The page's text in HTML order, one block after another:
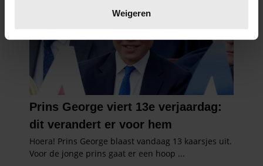
verwerkt en stel uw voorkeuren in het
intrekken in de Cookieverklaring.
We gebruiken cookies om content en advertenties te
personaliseren, om functies voor social media te bieden
en om ons websiteverkeer te analyseren. Ook delen we
informatie over uw gebruik van onze site met onze
partners voor social media, adverteren en analyse. Deze
partners kunnen deze gegevens combineren met andere
informatie die u aan ze heeft verstrekt of die ze hebben
Weigeren